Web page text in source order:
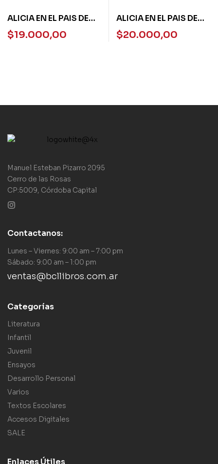
ALICIA EN EL PAIS DE
LAS MARAVILLAS –
GRUPAL-
$19.000,00
ALICIA EN EL PAIS DE
LAS MARAVILLAS -
LOSADA
$20.000,00
Manuel Esteban Pizarro 2095
Cerro de las Rosas
CP:5009, Córdoba Capital
Contactanos:
Lunes – Viernes: 9:00 am – 7:00 pm
Sábado: 9:00 am – 1:00 pm
ventas@bcllibros.com.ar
Categorías
Literatura
Infantil
Juvenil
Ensayos
Desarrollo Personal
Varios
Textos Escolares
Accesos Digitales
SALE
Enlaces Útiles